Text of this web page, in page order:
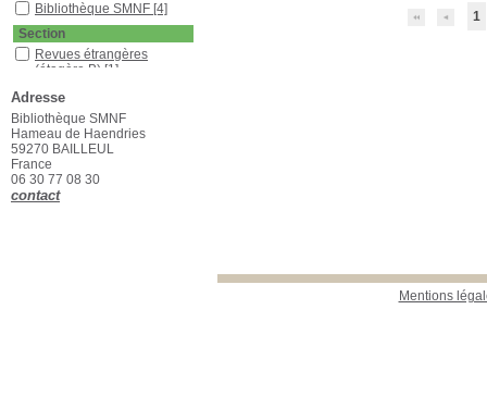
1
Mentions
Bibliothèque SMNF [4]
Section
Revues étrangères
(étagère B) [1]
(étagère D)
Adresse
Bibliothèque SMNF
Hameau de Haendries
59270 BAILLEUL
France
06 30 77 08 30
contact